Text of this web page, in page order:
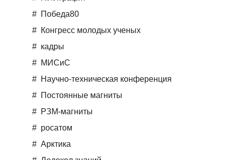
Победа80
Конгресс молодых ученых
кадры
МИСиС
Научно-техническая конференция
Постоянные магниты
РЗМ-магниты
росатом
Арктика